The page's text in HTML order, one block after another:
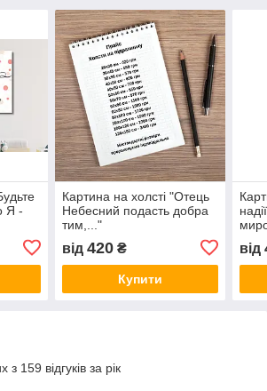
Я -
Картина на холсті "Отець
Небесний подасть добра
тим,..."
від 420₴
Купити
від
159 відгуків за рік